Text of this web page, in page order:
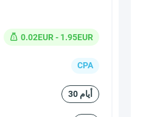
0.02EUR - 1.95EUR
CPA
30 أيام